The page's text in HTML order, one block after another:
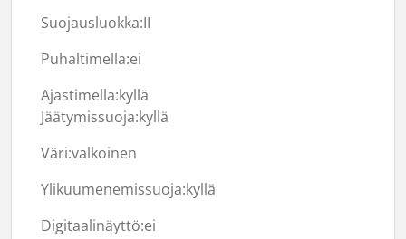
Suojausluokka:II
Puhaltimella:ei
Ajastimella:kyllä
Jäätymissuoja:kyllä
Väri:valkoinen
Ylikuumenemissuoja:kyllä
Digitaalinäyttö:ei